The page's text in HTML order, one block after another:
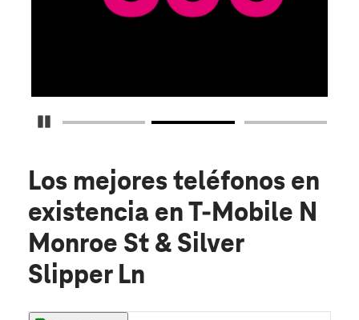
Detener carrusel
funcionará mejor y con mayor potencia que nunca antes.
Los mejores teléfonos en
existencia en T-Mobile N
Monroe St & Silver
Slipper Ln